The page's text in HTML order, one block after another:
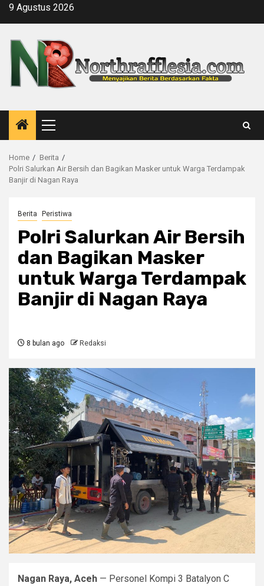
Skip9 Agustus 2026
Primary
Menu
Home
Berita
Polri Salurkan Air Bersih dan Bagikan Masker untuk Warga Terdampak
Banjir di Nagan Raya
Berita Peristiwa
Polri Salurkan Air Bersih
dan Bagikan Masker
untuk Warga Terdampak
Banjir di Nagan Raya
8 bulan ago Redaksi
Nagan Raya, Aceh — Personel Kompi 3 Batalyon C